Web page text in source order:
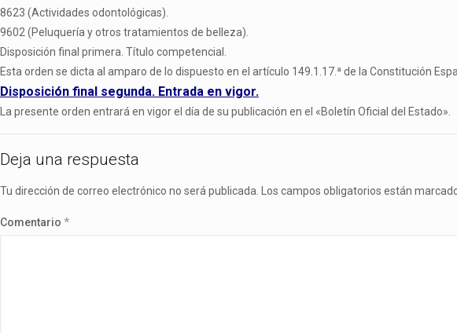
8623 (Actividades odontológicas).
9602 (Peluquería y otros tratamientos de belleza).
Disposición final primera. Título competencial.
Esta orden se dicta al amparo de lo dispuesto en el artículo 149.1.17.ª de la Constitución
Disposición final segunda. Entrada en vigor.
La presente orden entrará en vigor el día de su publicación en el «Boletín Oficial del Estado».
Deja una respuesta
Tu dirección de correo electrónico no será publicada. Los campos obligatorios están
Comentario *